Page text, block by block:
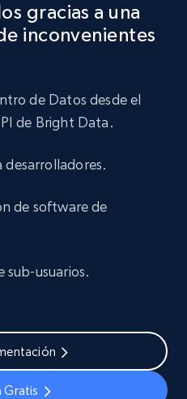
gracias a una
inconvenientes
de Datos desde el
de Bright Data.
de software de
sub-usuarios.
Gratis